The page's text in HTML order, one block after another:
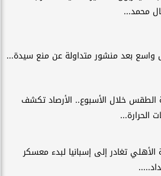
محمد...
واسع بعد منشور متداولة عن منع سيدة...
الطقس خلال الأسبوع.. الأرصاد تكشف
الحرارة...
الأهلي تغادر إلى إسبانيا لبدء معسكر